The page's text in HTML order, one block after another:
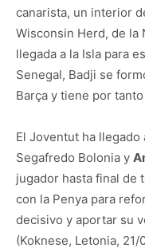
canarista, un interior
Wisconsin Herd, de la
llegada a la Isla para
Senegal, Badji se
Barça y tiene por
El Joventut ha
Segafredo Bolonia y
jugador hasta final de
con la Penya para
decisivo y aportar su
(Koknese, Letonia,